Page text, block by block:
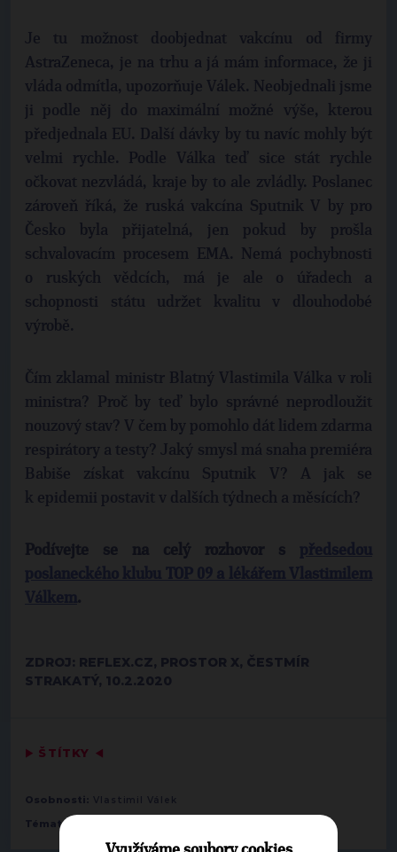
Je tu možnost doobjednat vakcínu od firmy
AstraZeneca, je na trhu a já mám informace, že ji
vláda odmítla, upozorňuje Válek. Neobjednali jsme
ji podle něj do maximální možné výše, kterou
předjednala EU. Další dávky by tu navíc mohly být
velmi rychle. Podle Válka teď sice stát rychle
očkovat nezvládá, kraje by to ale zvládly. Poslanec
zároveň říká, že ruská vakcína Sputnik V by pro
Česko byla přijatelná, jen pokud by prošla
schvalovacím procesem EMA. Nemá pochybnosti
o ruských vědcích, má je ale o úřadech a
schopnosti státu udržet kvalitu v dlouhodobé
výrobě.
Čím zklamal ministr Blatný Vlastimila Válka v roli
ministra? Proč by teď bylo správné neprodloužit
nouzový stav? V čem by pomohlo dát lidem zdarma
respirátory a testy? Jaký smysl má snaha premiéra
Babiše získat vakcínu Sputnik V? A jak se
k epidemii postavit v dalších týdnech a měsících?
Podívejte se na celý rozhovor s
.
ZDROJ: REFLEX.CZ, PROSTOR X, ČESTMÍR
STRAKATÝ, 10.2.2020
▶ ŠTÍTKY ◀
Osobnosti: Vlastimil Válek
Témata: